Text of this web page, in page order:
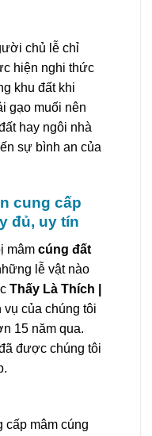
chủ lễ chỉ
hiện nghi thức
khu đất khi
gạo muối nên
hay ngôi nhà
sự bình an của
cung cấp
đủ, uy tín
mâm cúng đất
lễ vật nào
Thấy Là Thích |
vụ của chúng tôi
15 năm qua.
được chúng tôi
cấp mâm cúng